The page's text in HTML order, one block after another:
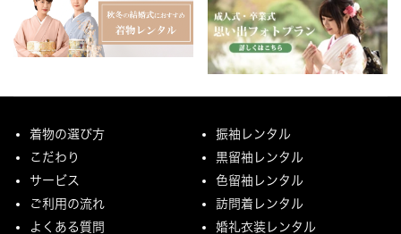
着物の選び方
こだわり
サービス
ご利用の流れ
よくある質問
振袖レンタル
黒留袖レンタル
色留袖レンタル
訪問着レンタル
婚礼衣装レンタル